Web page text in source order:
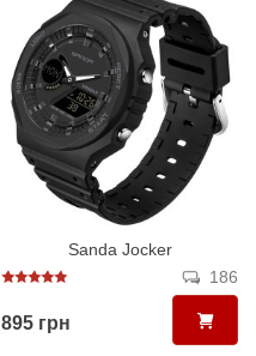
Sanda Jocker
186
895 грн